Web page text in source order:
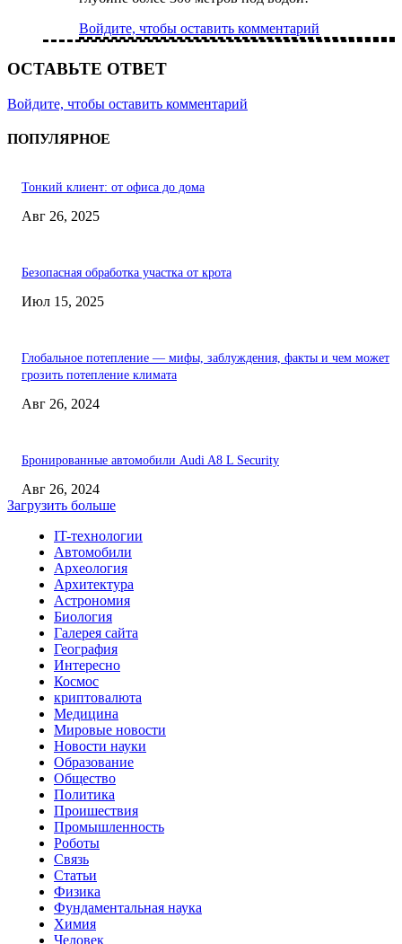
Войдите, чтобы оставить комментарий
ОСТАВЬТЕ ОТВЕТ
Войдите, чтобы оставить комментарий
ПОПУЛЯРНОЕ
Тонкий клиент: от офиса до дома
Авг 26, 2025
Безопасная обработка участка от крота
Июл 15, 2025
Глобальное потепление — мифы, заблуждения, факты и чем может
грозить потепление климата
Авг 26, 2024
Бронированные автомобили Audi A8 L Security
Авг 26, 2024
Загрузить больше
IT-технологии
Автомобили
Археология
Архитектура
Астрономия
Биология
Галерея сайта
География
Интересно
Космос
криптовалюта
Медицина
Мировые новости
Новости науки
Образование
Общество
Политика
Проишествия
Промышленность
Роботы
Связь
Статьи
Физика
Фундаментальная наука
Химия
Человек